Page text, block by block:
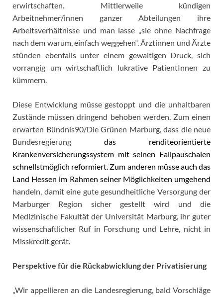
erwirtschaften. Mittlerweile kündigen
Arbeitnehmer/innen ganzer Abteilungen ihre
Arbeitsverhältnisse und man lasse „sie ohne Nachfrage
nach dem warum, einfach weggehen“. Ärztinnen und Ärzte
stünden ebenfalls unter einem gewaltigen Druck, sich
vorrangig um wirtschaftlich lukrative PatientInnen zu
kümmern.
Diese Entwicklung müsse gestoppt und die unhaltbaren
Zustände müssen dringend behoben werden. Zum einen
erwarten Bündnis90/Die Grünen Marburg, dass die neue
Bundesregierung das renditeorientierte
Krankenversicherungssystem mit seinen Fallpauschalen
schnellstmöglich reformiert. Zum anderen müsse auch das
Land Hessen im Rahmen seiner Möglichkeiten umgehend
handeln, damit eine gute gesundheitliche Versorgung der
Marburger Region sicher gestellt wird und die
Medizinische Fakultät der Universität Marburg, ihr guter
wissenschaftlicher Ruf in Forschung und Lehre, nicht in
Misskredit gerät.
Perspektive für die Rückabwicklung der Privatisierung
„Wir appellieren an die Landesregierung, bald Vorschläge